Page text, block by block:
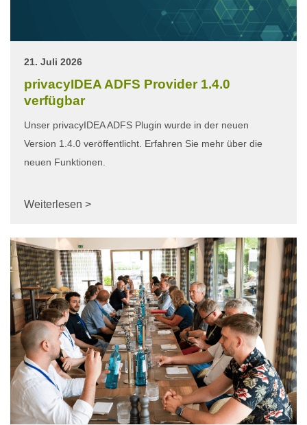
21. Juli 2026
privacyIDEA ADFS Provider 1.4.0
verfügbar
Unser privacyIDEA ADFS Plugin wurde in der neuen
Version 1.4.0 veröffentlicht. Erfahren Sie mehr über die
neuen Funktionen.
Weiterlesen >